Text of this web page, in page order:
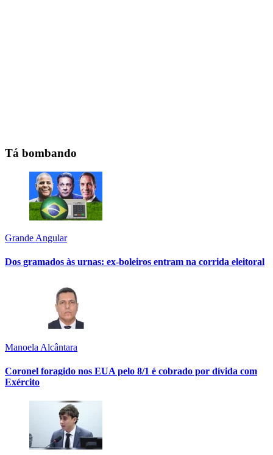
Tá bombando
Grande Angular
Dos gramados às urnas: ex-boleiros entram na corrida eleitoral
Manoela Alcântara
Coronel foragido nos EUA pelo 8/1 é cobrado por dívida com
Exército